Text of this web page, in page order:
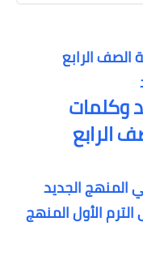
الصف الرابع
وكلمات
الرابع
المنهج الجديد
الترم الأول المنهج